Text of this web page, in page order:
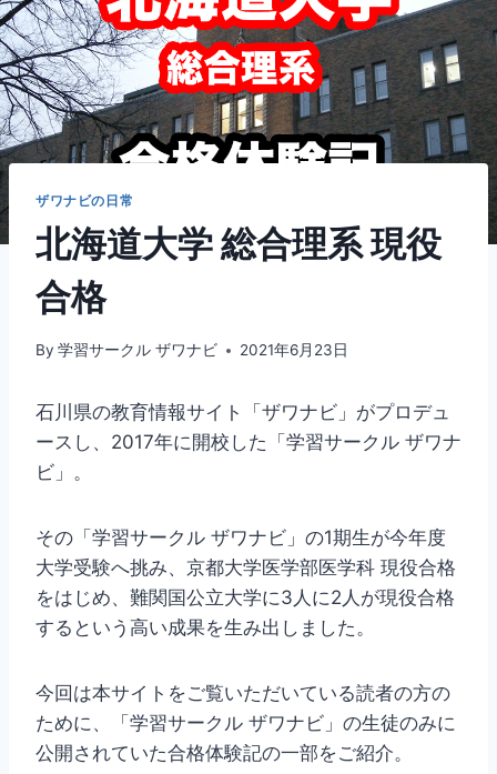
ザワナビの日常
北海道大学 総合理系 現役
合格
By 学習サークル ザワナビ 2021年6月23日
石川県の教育情報サイト「ザワナビ」がプロデュ
ースし、2017年に開校した「学習サークル ザワナ
ビ」。
その「学習サークル ザワナビ」の1期生が今年度
大学受験へ挑み、京都大学医学部医学科 現役合格
をはじめ、難関国公立大学に3人に2人が現役合格
するという高い成果を生み出しました。
今回は本サイトをご覧いただいている読者の方の
ために、「学習サークル ザワナビ」の生徒のみに
公開されていた合格体験記の一部をご紹介。